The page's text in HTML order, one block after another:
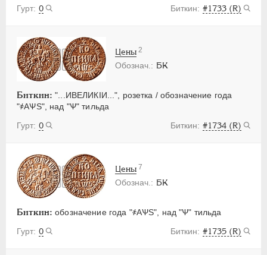
0
#1733 (R)
БК
Биткин: "...ИВЕЛИКIИ...", розетка / обозначение года
"҂АѰS", над "Ѱ" тильда
0
#1734 (R)
Цены 2
БК
Биткин: обозначение года "҂АѰS", над "Ѱ" тильда
0
#1735 (R)
Цены 7